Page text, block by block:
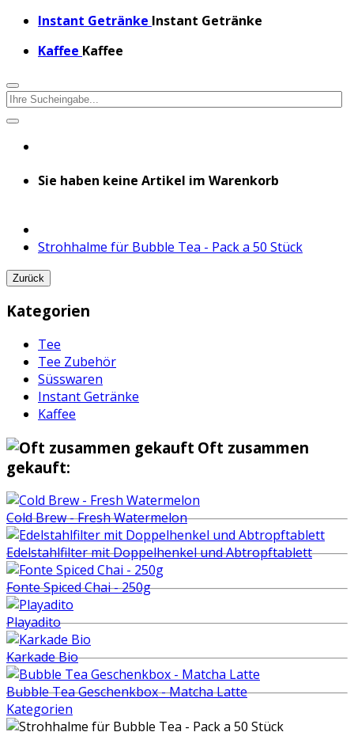
Instant Getränke Instant Getränke
Kaffee Kaffee
Sie haben keine Artikel im Warenkorb
Strohhalme für Bubble Tea - Pack a 50 Stück
Zurück
Kategorien
Tee
Tee Zubehör
Süsswaren
Instant Getränke
Kaffee
Oft zusammen
gekauft:
Cold Brew - Fresh Watermelon
Edelstahlfilter mit Doppelhenkel und Abtropftablett
Fonte Spiced Chai - 250g
Playadito
Karkade Bio
Bubble Tea Geschenkbox - Matcha Latte
Kategorien